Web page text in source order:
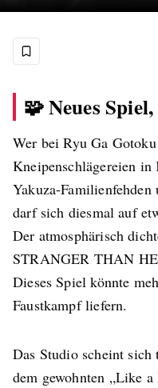
🧩 Neues
Wer bei Ryu Ga
Kneipenschlägereien
Yakuza-
darf sich diesmal auf
Der atmosphärisch
STRANGER THAN
Dieses Spiel könnte
Faustkampf liefern.
Das Studio scheint
dem gewohnten „Like